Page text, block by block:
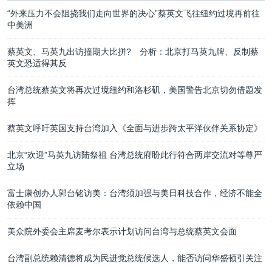
“外来压力不会阻挠我们走向世界的决心”蔡英文飞往纽约过境再前往
中美洲
蔡英文、马英九出访撞期大比拼? 分析：北京打马英九牌、反制蔡
英文恐适得其反
台湾总统蔡英文将再次过境纽约和洛杉矶，美国警告北京切勿借题发
挥
蔡英文呼吁英国支持台湾加入《全面与进步跨太平洋伙伴关系协定》
北京“欢迎”马英九访陆祭祖 台湾总统府盼此行符合两岸交流对等尊严
立场
富士康创办人郭台铭访美：台湾须加强与美日科技合作，经济不能全
依赖中国
美众院外委会主席麦考尔表示计划访问台湾与总统蔡英文会面
台湾副总统赖清德将成为民进党总统候选人，能否访问华盛顿引关注